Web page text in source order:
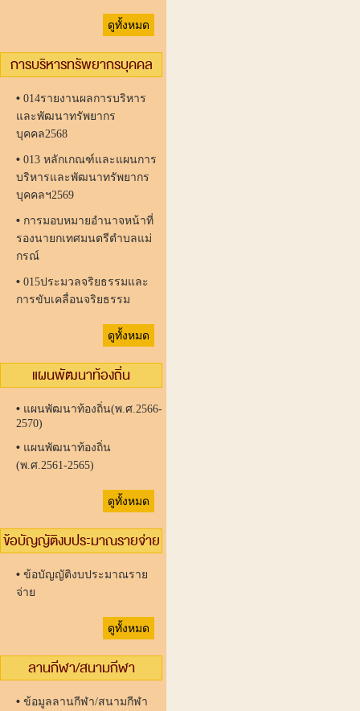
ดูทั้งหมด
การบริหารทรัพยากรบุคคล
• 014รายงานผลการบริหาร
และพัฒนาทรัพยากร
บุคคล2568
• 013 หลักเกณฑ์และแผนการ
บริหารและพัฒนาทรัพยากร
บุคคลฯ2569
• การมอบหมายอำนาจหน้าที่
รองนายกเทศมนตรีตำบลแม่
กรณ์
• 015ประมวลจริยธรรมและ
การขับเคลื่อนจริยธรรม
ดูทั้งหมด
แผนพัฒนาท้องถิ่น
• แผนพัฒนาท้องถิ่น(พ.ศ.2566-
2570)
• แผนพัฒนาท้องถิ่น
(พ.ศ.2561-2565)
ดูทั้งหมด
ข้อบัญญัติงบประมาณรายจ่าย
• ข้อบัญญัติงบประมาณราย
จ่าย
ดูทั้งหมด
ลานกีฬา/สนามกีฬา
• ข้อมูลลานกีฬา/สนามกีฬา